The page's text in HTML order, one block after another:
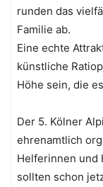
runden das
Familie ab.
Eine echte
künstliche
Höhe sein, die
Der 5. Kölner
ehrenamtlich
Helferinnen und
sollten schon